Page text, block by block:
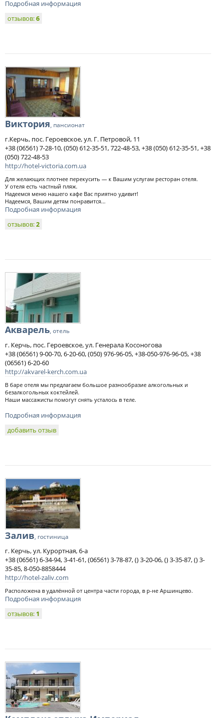
Подробная информация
отзывов:6
Виктория, пансионат
г.Керчь, пос. Героевское, ул. Г. Петровой, 11
+38 (06561) 7-28-10, (050) 612-35-51, 722-48-53, +38 (050) 612-35-51, +38
(050) 722-48-53
http://hotel-victoria.com.ua
Для желающих плотнее перекусить — к Вашим услугам ресторан отеля.
У отеля есть частный пляж.
Надеемся меню нашего кафе Вас приятно удивит!
Надеемся, Вашим детям понравится...
Подробная информация
отзывов:2
Акварель, отель
г. Керчь, пос. Героевское, ул. Генерала Косоногова
+38 (06561) 9-00-70, 6-20-60, (050) 976-96-05, +38-050-976-96-05, +38
(06561) 6-20-60
http://akvarel-kerch.com.ua
В баре отеля мы предлагаем большое разнообразие алкогольных и
безалкогольных коктейлей.
Наши массажисты помогут снять усталось в теле.
Подробная информация
добавить отзыв
Залив, гостиница
г. Керчь, ул. Курортная, 6-а
+38 (06561) 6-34-94, 3-41-61, (06561) 3-78-87, () 3-20-06, () 3-35-87, () 3-
35-85, 8-050-8858444
http://hotel-zaliv.com
Расположена в удалённой от центра части города, в р-не Аршинцево.
Подробная информация
отзывов: 1